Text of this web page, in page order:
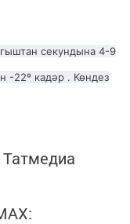
секундына 4-9
-22º кадәр . Көндез
Татмедиа